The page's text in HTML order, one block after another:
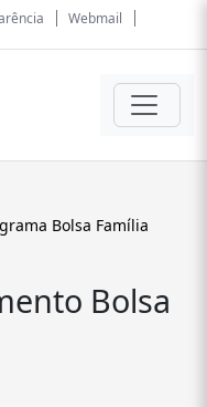
Webmail
Bolsa Família
Bolsa